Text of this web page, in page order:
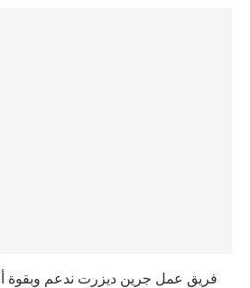
فريق عمل جرين ديزرت ندعم وبقوة